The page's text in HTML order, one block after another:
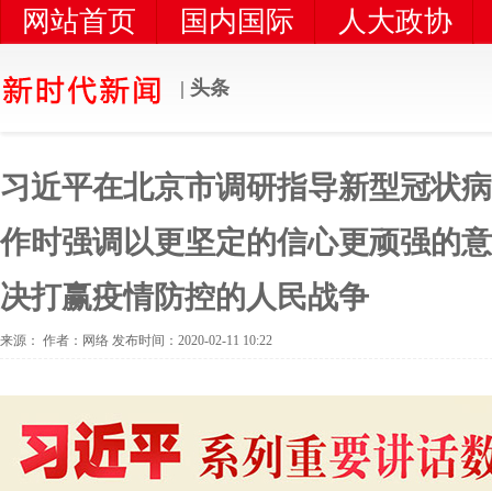
网站首页 国内国际
人大政协
| 头条
习近平在北京市调研指导新型冠状
作时强调以更坚定的信心更顽强的
决打赢疫情防控的人民战争
来源： 作者：网络 发布时间：2020-02-11 10:22